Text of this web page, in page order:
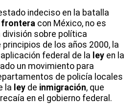
indeciso en la batalla
frontera con México, no es
división sobre política
de los años 2000, la
federal de la ley en la
un movimiento para
de policía locales
la ley de inmigración, que
en el gobierno federal.